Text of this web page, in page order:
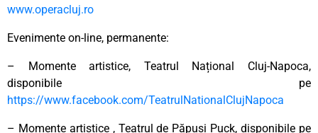
www.operacluj.ro
Evenimente on-line, permanente:
– Momente artistice, Teatrul Național Cluj-Napoca,
disponibile pe
https://www.facebook.com/TeatrulNationalClujNapoca
– Momente artistice , Teatrul de Păpuși Puck, disponibile pe